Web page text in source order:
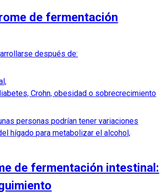
de fermentación
después de:
Crohn, obesidad o sobrecrecimiento
personas podrían tener variaciones
hígado para metabolizar el alcohol,
de fermentación intestinal: